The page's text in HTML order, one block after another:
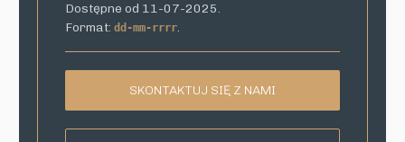
Dostępne od 11-07-2025.
Format:dd-mm-rrrr.
SKONTAKTUJ SIĘ Z NAMI